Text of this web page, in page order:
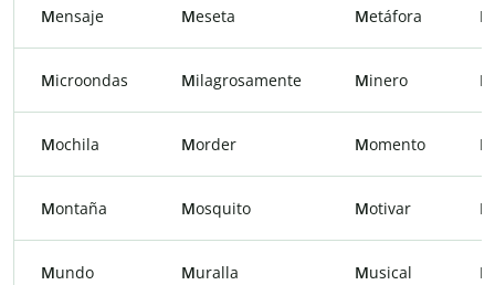
Mensaje Meseta Metáfora M
Microondas Milagrosamente Minero M
Mochila Morder Momento M
Montaña Mosquito Motivar M
Mundo Muralla Musical M